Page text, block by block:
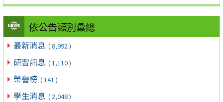
依公告類別彙總
最新消息 ( 8,992 )
研習訊息 ( 1,110 )
榮譽榜 ( 141 )
學生消息 ( 2,048 )